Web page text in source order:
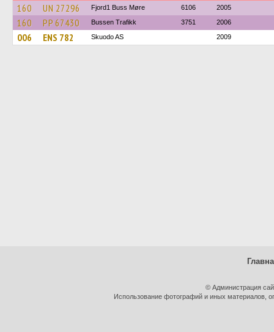
160 UN 27296 Fjord1 Buss Møre 6106 2005
160 PP 67430 Bussen Trafikk 3751 2006
006 ENS 782 Skuodo AS 2009
© Администрация
Использование фотографий и иных материалов,